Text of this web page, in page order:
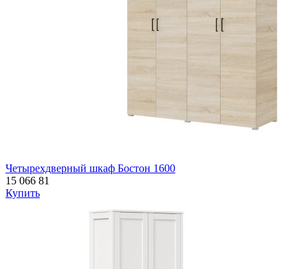
Четырехдверный шкаф Бостон 1600
15 066 81
Купить